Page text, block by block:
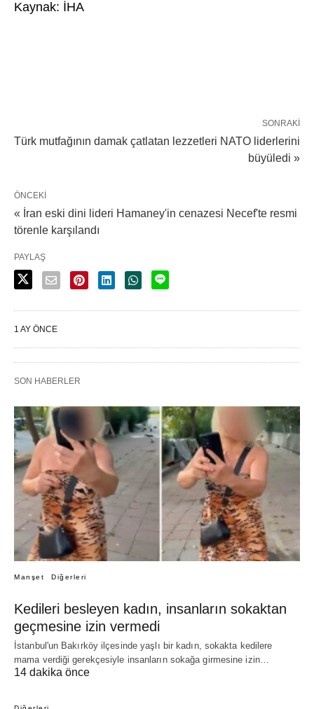
Kaynak: İHA
SONRAKI
Türk mutfağının damak çatlatan lezzetleri NATO liderlerini
büyüledi »
ÖNCEKI
« İran eski dini lideri Hamaney'in cenazesi Necef'te resmi
törenle karşılandı
PAYLAŞ
1 AY ÖNCE
SON HABERLER
Manşet Diğerleri
Kedileri besleyen kadın, insanların sokaktan
geçmesine izin vermedi
İstanbul'un Bakırköy ilçesinde yaşlı bir kadın, sokakta kedilere
mama verdiği gerekçesiyle insanların sokağa girmesine izin…
14 dakika önce